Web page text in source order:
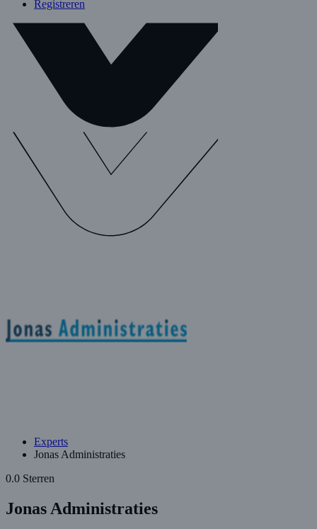
Registreren
Experts
Jonas Administraties
0.0 Sterren
Jonas Administraties